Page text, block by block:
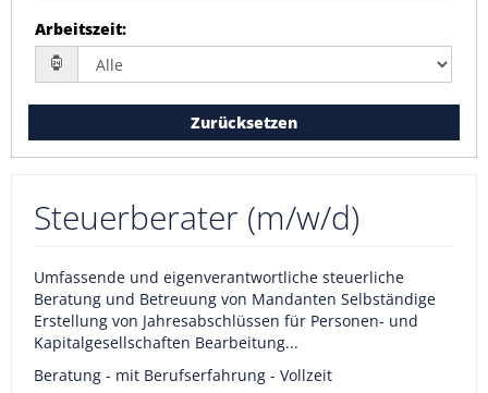
Arbeitszeit:
Zurücksetzen
Steuerberater (m/w/d)
Umfassende und eigenverantwortliche steuerliche
Beratung und Betreuung von Mandanten Selbständige
Erstellung von Jahresabschlüssen für Personen- und
Kapitalgesellschaften Bearbeitung...
Beratung - mit Berufserfahrung - Vollzeit